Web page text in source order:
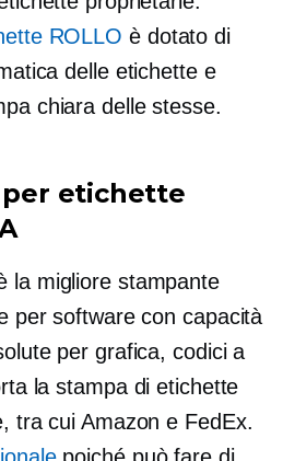
ROLLO è dotato di
delle etichette e
chiara delle stesse.
etichette
la migliore stampante
per software con capacità
per grafica, codici a
la stampa di etichette
tra cui Amazon e FedEx.
poiché può fare di